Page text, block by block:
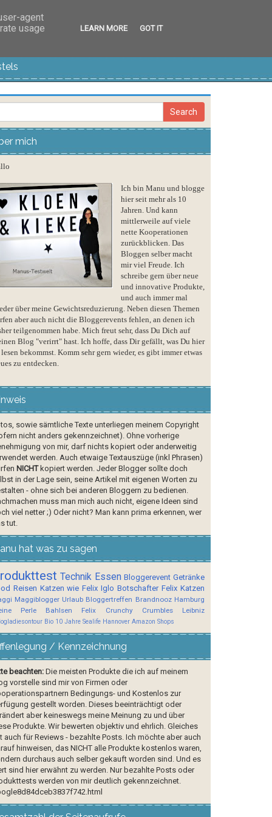
mich
Ich bin Manu und blogge
hier seit mehr als 10
Jahren. Und kann
mittlerweile auf viele
nette Kooperationen
zurückblicken. Das
Bloggen selber macht
mir viel Freude. Ich
schreibe gern über neue
und innovative Produkte,
und auch immer mal
über meine Gewichtsreduzierung. Neben diesen Themen
aber auch nicht die Bloggerevents fehlen, an denen ich
teilgenommen habe. Mich freut sehr, dass Du Dich auf
Blog "verirrt" hast. Ich hoffe, dass Dir gefällt, was Du hier
bekommst. Komm sehr gern wieder, es gibt immer etwas
zu entdecken.
sowie sämtliche Texte unterliegen meinem Copyright
nicht anders gekennzeichnet). Ohne vorherige
von mir, darf nichts kopiert oder anderweitig
werden. Auch etwaige Textauszüge (inkl Phrasen)
NICHTkopiert werden. Jeder Blogger sollte doch
in der Lage sein, seine Artikel mit eigenen Worten zu
- ohne sich bei anderen Bloggern zu bedienen.
muss man mich auch nicht, eigene Ideen sind
viel netter ;) Oder nicht? Man kann prima erkennen, wer
tut.
hat was zu sagen
Technik Essen Bloggerevent Getränke
Reisen Katzen wie Felix Iglo Botschafter Felix Katzen
Maggiblogger Urlaub Bloggertreffen Brandnooz Hamburg
Perle
Bahlsen Felix Crunchy Crumbles Leibniz
Bio 10 Jahre Sealife Hannover Amazon Shops
/ Kennzeichnung
beachten:Die meisten Produkte die ich auf meinem
vorstelle sind mir von Firmen oder
Bedingungs- und Kostenlos zur
gestellt worden. Dieses beeinträchtigt oder
aber keineswegs meine Meinung zu und über
Produkte. Wir bewerten objektiv und ehrlich. Gleiches
auch für Reviews - bezahlte Posts. Ich möchte aber auch
hinweisen, das NICHT alle Produkte kostenlos waren,
durchaus auch selber gekauft worden sind. Und es
sind hier erwähnt zu werden. Nur bezahlte Posts oder
werden von mir deutlich gekennzeichnet.
agent
usage
LEARN MORE GOT IT